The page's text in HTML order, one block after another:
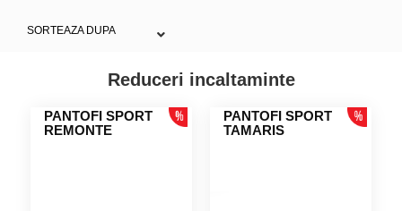
SORTEAZA DUPA
Reduceri incaltaminte
PANTOFI SPORT
REMONTE
PANTOFI SPORT
TAMARIS